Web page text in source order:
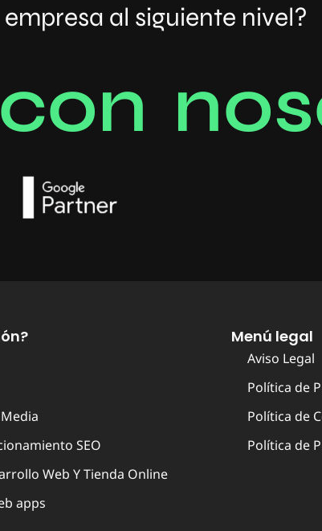
al siguiente nivel?
con nos
SEO
Web Y Tienda Online
apps
Menú legal
Aviso Legal
Política de
Política de
Política de